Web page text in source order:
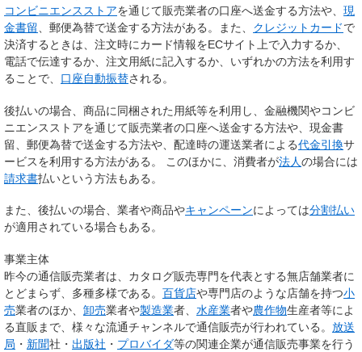
コンビニエンスストアを通じて販売業者の口座へ送金する方法や、 現
金書留、郵便為替で送金する方法がある。また、 クレジットカードで
決済するときは、注文時にカード情報をECサイト上で入力するか、
電話で伝達するか、注文用紙に記入するか、いずれかの方法を利用す
ることで、 口座自動振替される。
後払いの場合、商品に同梱された用紙等を利用し、金融機関やコンビ
ニエンスストアを通じて販売業者の口座へ送金する方法や、現金書
留、郵便為替で送金する方法や、配達時の運送業者による代金引換サ
ービスを利用する方法がある。 このほかに、消費者が法人の場合には
請求書払いという方法もある。
また、後払いの場合、業者や商品やキャンペーンによっては分割払い
が適用されている場合もある。
事業主体
昨今の通信販売業者は、カタログ販売専門を代表とする無店舗業者に
とどまらず、多種多様である。 百貨店や専門店のような店舗を持つ小
売業者のほか、 卸売業者や製造業者、 水産業者や農作物生産者等によ
る直販まで、様々な流通チャンネルで通信販売が行われている。 放送
局 ・ 新聞社・ 出版社 ・ プロバイダ等の関連企業が通信販売事業を行う